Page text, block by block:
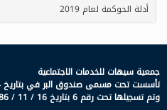
أدلة الحوكمة لعام 2019
جمعية سيهات للخدمات الاجتماعية
تأسست تحت مسمى صندوق البر في بتاريخ 24 / 10 / 1382 هجرية
وتم تسجيلها تحت رقم 6 بتاريخ 16 / 11 / 1386 هجرية